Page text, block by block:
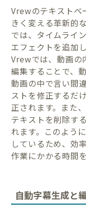
Vrewのテキストベ
きく変える革新的
では、タイムライ
エフェクトを追加
Vrewでは、動画の
編集することで、
動画の中で言い間
ストを修正するだ
正されます。また
テキストを削除す
れます。このよう
しているため、効
作業にかかる時間
自動字幕生成と